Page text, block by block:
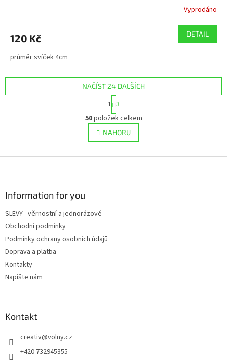
Vyprodáno
120 Kč DETAIL
průměr svíček 4cm
O
v
l
á
NAČÍST 24 DALŠÍCH
S
t
r
á
n
k
v
1 3
50položek celkem
NAHORU
Information for you
SLEVY - věrnostní a jednorázové
Obchodní podmínky
Podmínky ochrany osobních údajů
Doprava a platba
Kontakty
Napište nám
Kontakt
creativ@volny.cz
+420 732945355